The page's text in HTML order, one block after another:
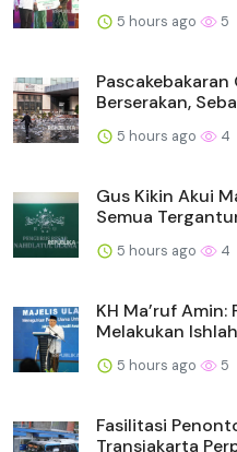
5 hours ago 5
Pascakebakaran
Berserakan,
5 hours ago 4
Gus Kikin Akui
Semua
5 hours ago 4
KH Ma’ruf
Melakukan Ishlah
5 hours ago 5
Fasilitasi
Transjakarta